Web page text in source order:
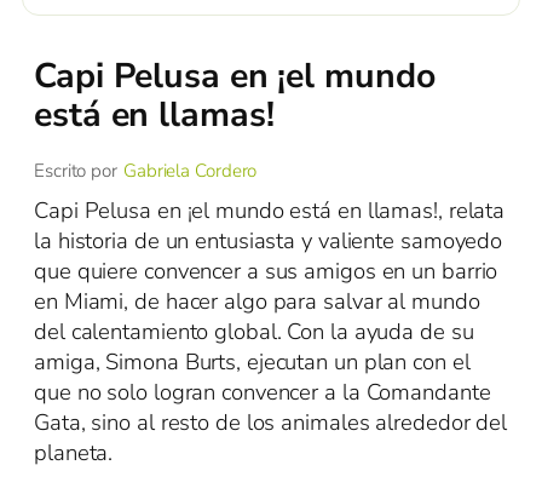
Capi Pelusa en ¡el mundo
está en llamas!
Escrito por Gabriela Cordero
Capi Pelusa en ¡el mundo está en llamas!, relata
la historia de un entusiasta y valiente samoyedo
que quiere convencer a sus amigos en un barrio
en Miami, de hacer algo para salvar al mundo
del calentamiento global. Con la ayuda de su
amiga, Simona Burts, ejecutan un plan con el
que no solo logran convencer a la Comandante
Gata, sino al resto de los animales alrededor del
planeta.